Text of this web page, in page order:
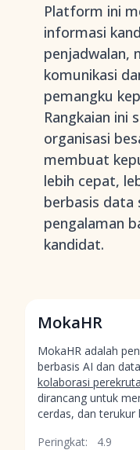
Platform ini
informasi
penjadwalan,
komunikasi
pemangku
Rangkaian ini
organisasi
membuat
lebih cepat,
berbasis data
pengalaman
kandidat.
MokaHR
MokaHR adalah
berbasis AI dan
kolaborasi
dirancang untuk
cerdas, dan terukur
Peringkat:
4.9